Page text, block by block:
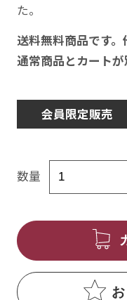
た。
送料無料商品です。
通常商品とカート
会員限定販売
数量